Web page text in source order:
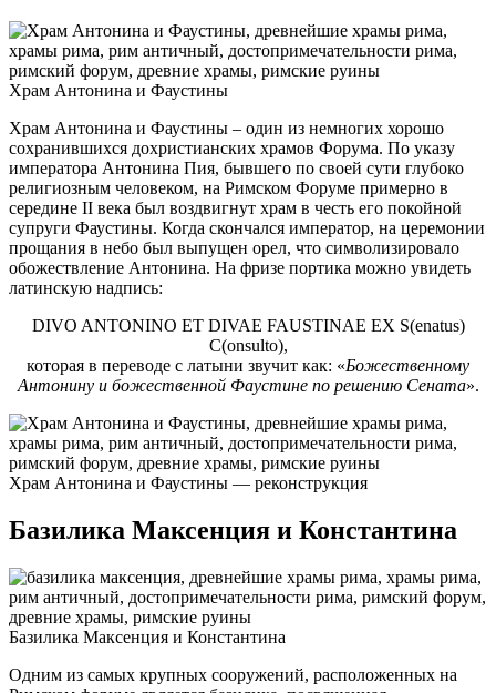
Храм Антонина и Фаустины
Храм Антонина и Фаустины – один из немногих хорошо
сохранившихся дохристианских храмов Форума. По указу
императора Антонина Пия, бывшего по своей сути глубоко
религиозным человеком, на Римском Форуме примерно в
середине II века был воздвигнут храм в честь его покойной
супруги Фаустины. Когда скончался император, на церемонии
прощания в небо был выпущен орел, что символизировало
обожествление Антонина. На фризе портика можно увидеть
латинскую надпись:
DIVO ANTONINO ET DIVAE FAUSTINAE EX S(enatus)
C(onsulto),
которая в переводе с латыни звучит как: «Божественному
Антонину и божественной Фаустине по решению Сената».
Храм Антонина и Фаустины — реконструкция
Базилика Максенция и Константина
Базилика Максенция и Константина
Одним из самых крупных сооружений, расположенных на